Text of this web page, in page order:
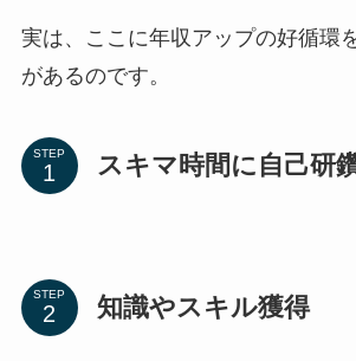
実は、ここに年収アップの好循環
があるのです。
STEP スキマ時間に自己研
STEP 知識やスキル獲得